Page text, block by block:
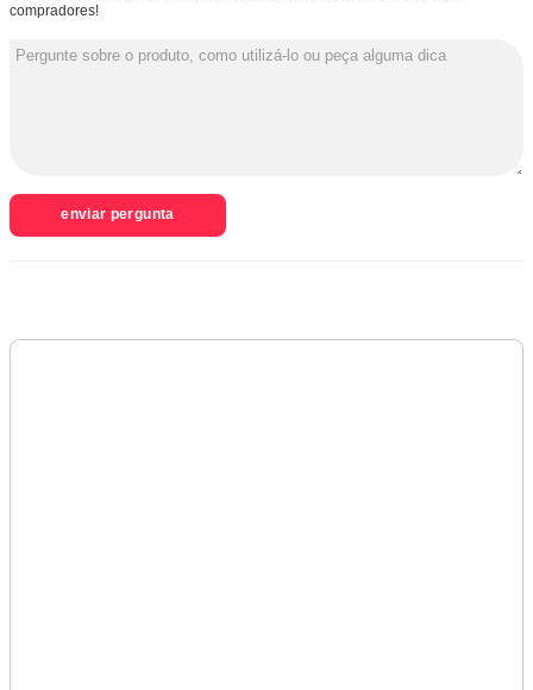
compradores!
enviar pergunta